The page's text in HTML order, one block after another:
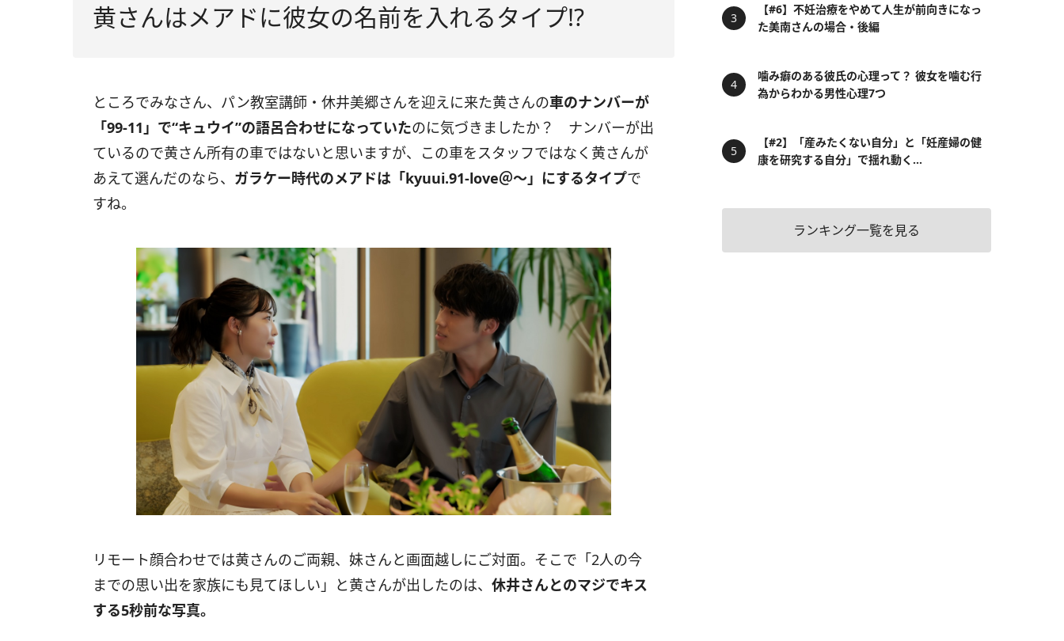
黄さんはメアドに彼女の名前を入れるタイプ!?
ところでみなさん、パン教室講師・休井美郷さんを迎えに来た黄さんの車のナンバーが
「99-11」で“キュウイ”の語呂合わせになっていたのに気づきましたか？ ナンバーが出
ているので黄さん所有の車ではないと思いますが、この車をスタッフではなく黄さんが
あえて選んだのなら、 ガラケー時代のメアドは「kyuui.91-love＠〜」にするタイプで
すね。
リモート顔合わせでは黄さんのご両親、妹さんと画面越しにご対面。そこで「2人の今
までの思い出を家族にも見てほしい」と黄さんが出したのは、 休井さんとのマジでキス
する5秒前な写真。
【#6】不妊治療をやめて人生が前向きになっ
た美南さんの場合・後編
噛み癖のある彼氏の心理って？ 彼女を噛む行
為からわかる男性心理7つ
【#2】「産みたくない自分」と「妊産婦の健
康を研究する自分」で揺れ動く...
ランキング一覧を見る